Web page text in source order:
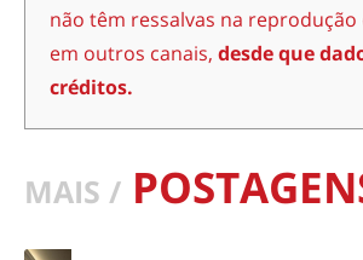
não têm ressalvas na
em outros canais, desde que
créditos.
MAIS /